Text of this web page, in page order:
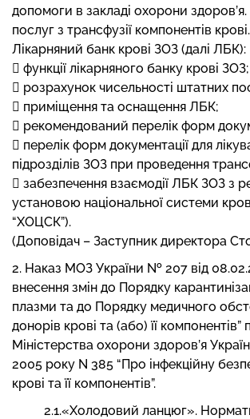
допомоги в закладі охорони
послуг з трансфузії компонентів крові.
Лікарняний банк крові ЗОЗ (далі ЛБК):
 функції лікарняного банку крові ЗОЗ;
 розрахунок чисельності штатних
 приміщення та оснащення ЛБК;
 рекомендований перелік форм
 перелік форм документації для
підрозділів ЗОЗ при проведення
 забезпечення взаємодії ЛБК ЗОЗ з
установою національної системи
“ХОЦСК”).
(Доповідач – Заступник директора
2. Наказ МОЗ України № 207 від
внесення змін до Порядку
плазми та до Порядку медичного
донорів крові та (або) її компонентів”
Міністерства охорони здоров’я
2005 року N 385 “Про інфекційну
крові та її компонентів”.
2.1.«Холодовий ланцюг».